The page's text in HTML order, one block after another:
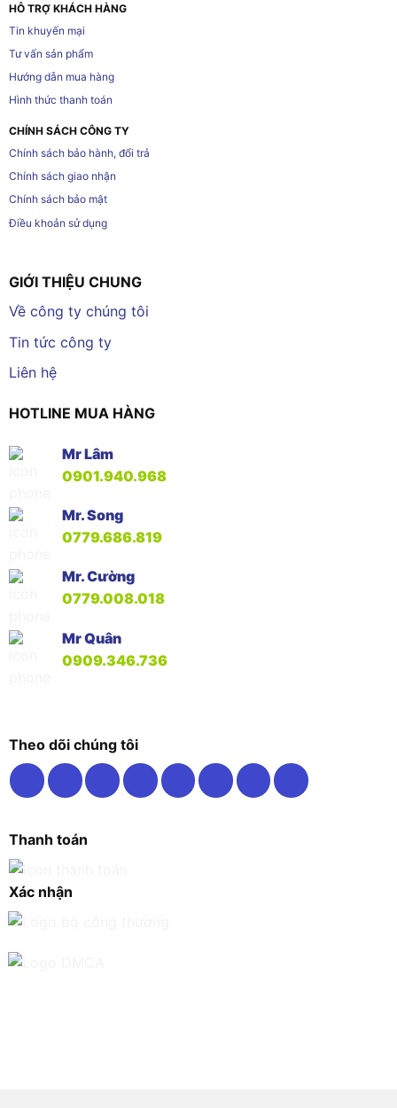
HỖ TRỢ KHÁCH HÀNG
Tin khuyến mại
Tư vấn sản phẩm
Hướng dẫn mua hàng
Hình thức thanh toán
CHÍNH SÁCH CÔNG TY
Chính sách bảo hành, đổi trả
Chính sách giao nhận
Chính sách bảo mật
Điều khoản sử dụng
GIỚI THIỆU CHUNG
Về công ty chúng tôi
Tin tức công ty
Liên hệ
HOTLINE MUA HÀNG
Mr Lâm
0901.940.968
Mr. Song
0779.686.819
Mr. Cường
0779.008.018
Mr Quân
0909.346.736
Theo dõi chúng tôi
Thanh toán
Xác nhận